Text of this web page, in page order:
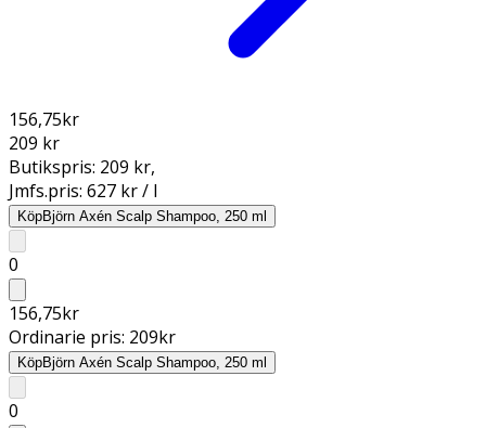
156,75kr
209 kr
Butikspris: 209 kr,
Jmfs.pris: 627 kr / l
KöpBjörn Axén Scalp Shampoo, 250 ml
0
156,75kr
Ordinarie pris: 209kr
KöpBjörn Axén Scalp Shampoo, 250 ml
0